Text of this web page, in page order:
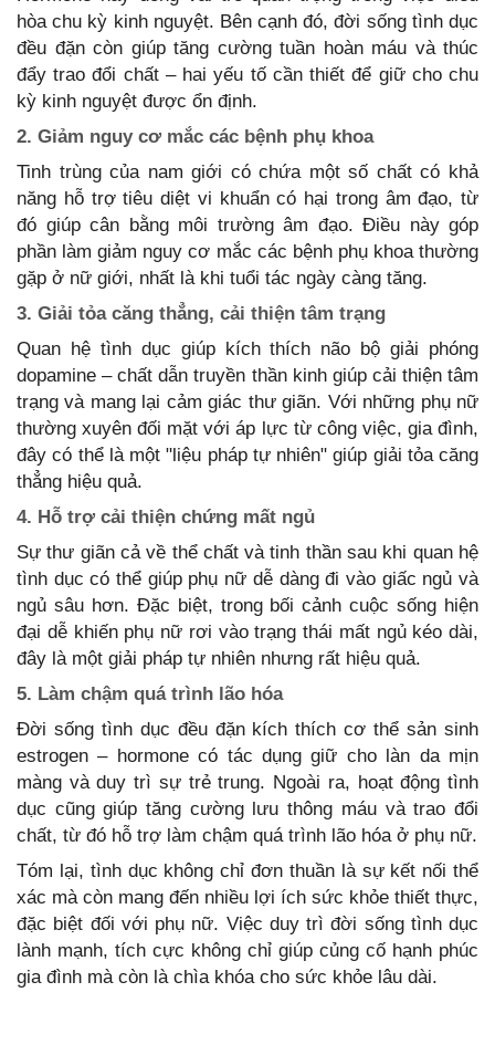
hòa chu kỳ kinh nguyệt. Bên cạnh đó, đời sống tình dục
đều đặn còn giúp tăng cường tuần hoàn máu và thúc
đẩy trao đổi chất – hai yếu tố cần thiết để giữ cho chu
kỳ kinh nguyệt được ổn định.
2. Giảm nguy cơ mắc các bệnh phụ khoa
Tinh trùng của nam giới có chứa một số chất có khả
năng hỗ trợ tiêu diệt vi khuẩn có hại trong âm đạo, từ
đó giúp cân bằng môi trường âm đạo. Điều này góp
phần làm giảm nguy cơ mắc các bệnh phụ khoa thường
gặp ở nữ giới, nhất là khi tuổi tác ngày càng tăng.
3. Giải tỏa căng thẳng, cải thiện tâm trạng
Quan hệ tình dục giúp kích thích não bộ giải phóng
dopamine – chất dẫn truyền thần kinh giúp cải thiện tâm
trạng và mang lại cảm giác thư giãn. Với những phụ nữ
thường xuyên đối mặt với áp lực từ công việc, gia đình,
đây có thể là một "liệu pháp tự nhiên" giúp giải tỏa căng
thẳng hiệu quả.
4. Hỗ trợ cải thiện chứng mất ngủ
Sự thư giãn cả về thể chất và tinh thần sau khi quan hệ
tình dục có thể giúp phụ nữ dễ dàng đi vào giấc ngủ và
ngủ sâu hơn. Đặc biệt, trong bối cảnh cuộc sống hiện
đại dễ khiến phụ nữ rơi vào trạng thái mất ngủ kéo dài,
đây là một giải pháp tự nhiên nhưng rất hiệu quả.
5. Làm chậm quá trình lão hóa
Đời sống tình dục đều đặn kích thích cơ thể sản sinh
estrogen – hormone có tác dụng giữ cho làn da mịn
màng và duy trì sự trẻ trung. Ngoài ra, hoạt động tình
dục cũng giúp tăng cường lưu thông máu và trao đổi
chất, từ đó hỗ trợ làm chậm quá trình lão hóa ở phụ nữ.
Tóm lại, tình dục không chỉ đơn thuần là sự kết nối thể
xác mà còn mang đến nhiều lợi ích sức khỏe thiết thực,
đặc biệt đối với phụ nữ. Việc duy trì đời sống tình dục
lành mạnh, tích cực không chỉ giúp củng cố hạnh phúc
gia đình mà còn là chìa khóa cho sức khỏe lâu dài.